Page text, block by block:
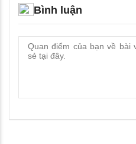
Bình luận